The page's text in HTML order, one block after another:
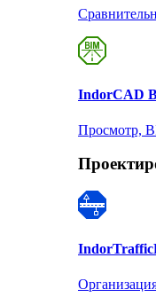
IndorCAD
Просмотр,
Indor